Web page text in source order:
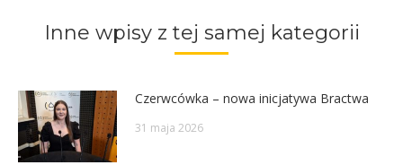
Inne wpisy z tej samej kategorii
Czerwcówka – nowa inicjatywa Bractwa
31 maja 2026